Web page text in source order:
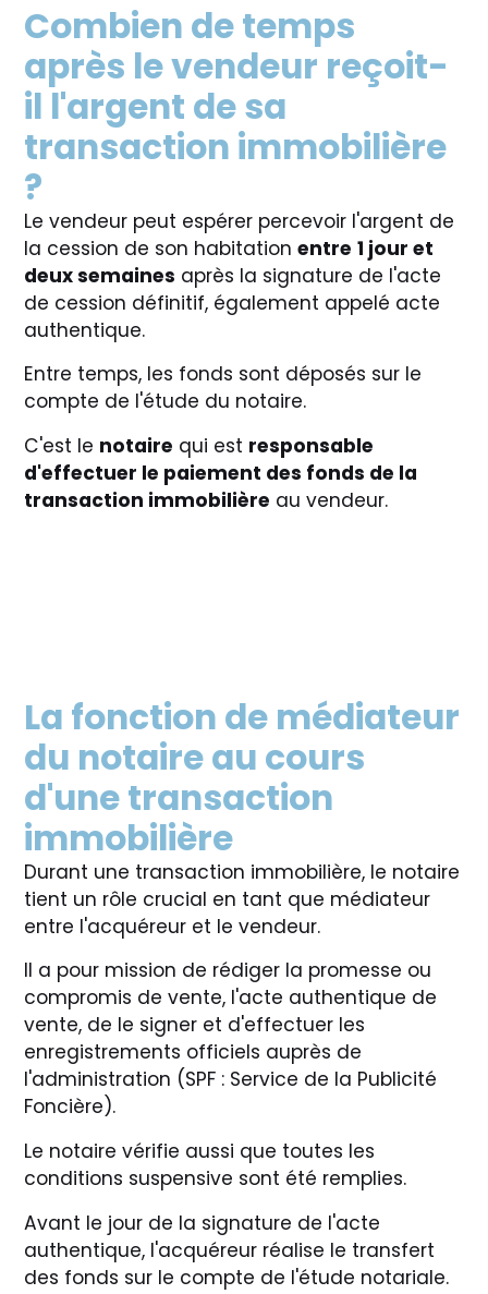
Combien de temps
après le vendeur reçoit-
il l'argent de sa
transaction immobilière
?
Le vendeur peut espérer percevoir l'argent de
la cession de son habitationentre 1 jour et
deux semaines après la signature de l'acte
de cession définitif, également appelé acte
authentique.
Entre temps, les fonds sont déposés sur le
compte de l'étude du notaire.
C'est le notaire qui est responsable
d'effectuer le paiement des fonds de la
transaction immobilière au vendeur.
La fonction de médiateur
du notaire au cours
d'une transaction
immobilière
Durant une transaction immobilière, le notaire
tient un rôle crucial en tant que médiateur
entre l'acquéreur et le vendeur.
Il a pour mission de rédiger la promesse ou
compromis de vente, l'acte authentique de
vente, de le signer et d'effectuer les
enregistrements officiels auprès de
l'administration (SPF : Service de la Publicité
Foncière).
Le notaire vérifie aussi que toutes les
conditions suspensive sont été remplies.
Avant le jour de la signature de l'acte
authentique, l'acquéreur réalise le transfert
des fonds sur le compte de l'étude notariale.